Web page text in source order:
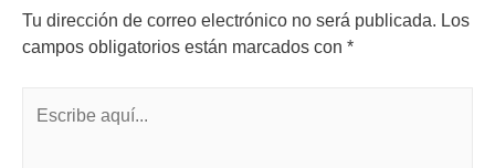
Tu dirección de correo electrónico no será publicada. Los
campos obligatorios están marcados con *